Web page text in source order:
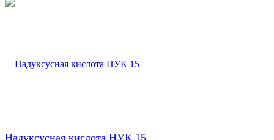
Надуксусная кислота НУК 15